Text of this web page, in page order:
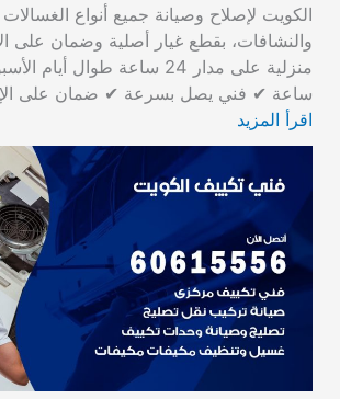
الكويت لإصلاح وصيانة جميع أنواع الغسالات
والنشافات، بقطع غيار أصلية وضمان على
ساعة ✔ فني يصل بسرعة ✔ ضمان على
اقرأ المزيد